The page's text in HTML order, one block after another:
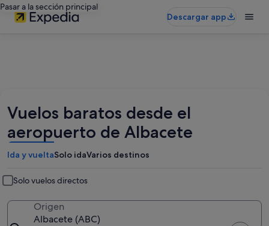
Pasar a la sección principal
Descargar app
Vuelos baratos desde el
aeropuerto de Albacete
Ida y vueltaSolo idaVarios destinos
Solo vuelos directos
Origen
Albacete (ABC)